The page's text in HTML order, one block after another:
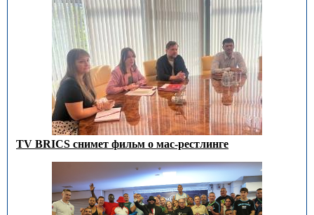
TV BRICS снимет фильм о мас-рестлинге